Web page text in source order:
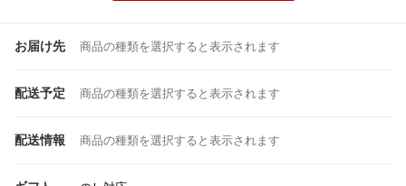
お届け先 商品の種類を選択すると表示されます
配送予定 商品の種類を選択すると表示されます
配送情報 商品の種類を選択すると表示されます